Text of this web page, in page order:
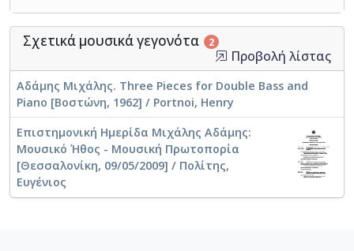
Σχετικά μουσικά γεγονότα 2
Προβολή λίστας
Αδάμης Μιχάλης. Three Pieces for Double Bass and
Piano [Βοστώνη, 1962] / Portnoi, Henry
Επιστημονική Ημερίδα Μιχάλης Αδάμης:
Μουσικό Ήθος - Μουσική Πρωτοπορία
[Θεσσαλονίκη, 09/05/2009] / Πολίτης,
Ευγένιος